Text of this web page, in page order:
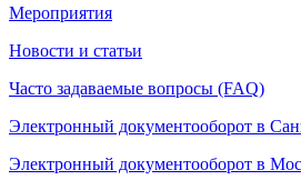
Мероприятия
Новости и статьи
Часто задаваемые вопросы (FAQ)
Электронный документооборот в
Электронный документооборот в